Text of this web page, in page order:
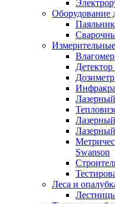
Оборудование
Swanson
Леса и